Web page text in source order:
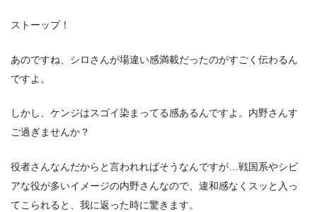
ストーップ！
あのですね、シロさんが場違い感満載だったのがすごく伝わるん
ですよ。
しかし、ケンジはスゴイ染まってる感あるんですよ。内野さんす
ご過ぎませんか？
役者さんなんだからと言われればそうなんですが…戦国系やシビ
アな役が多いイメージの内野さんなので、違和感なくスッと入っ
てこられると、我に返った時に驚きます。